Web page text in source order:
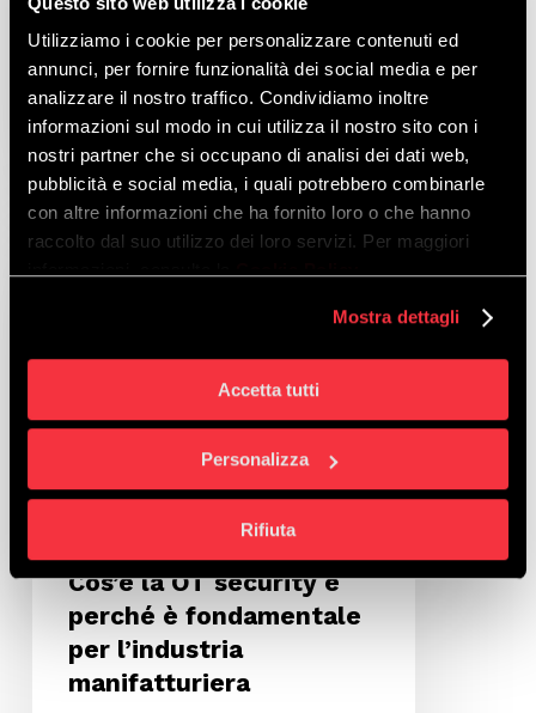
Utilizziamo i cookie per personalizzare contenuti ed
annunci, per fornire funzionalità dei social media e per
analizzare il nostro traffico. Condividiamo inoltre
informazioni sul modo in cui utilizza il nostro sito con i
nostri partner che si occupano di analisi dei dati web,
pubblicità e social media, i quali potrebbero combinarle
con altre informazioni che ha fornito loro o che hanno
raccolto dal suo utilizzo dei loro servizi. Per maggiori
Mostra dettagli
Accetta tutti
Personalizza
Rifiuta
industriali (OT) è una priorità
in diversi settori, tra cui
manufacturing,…
Cos’è
la
OT
l’industria
Cos’è la OT security e
perché è fondamentale
per l’industria
manifatturiera